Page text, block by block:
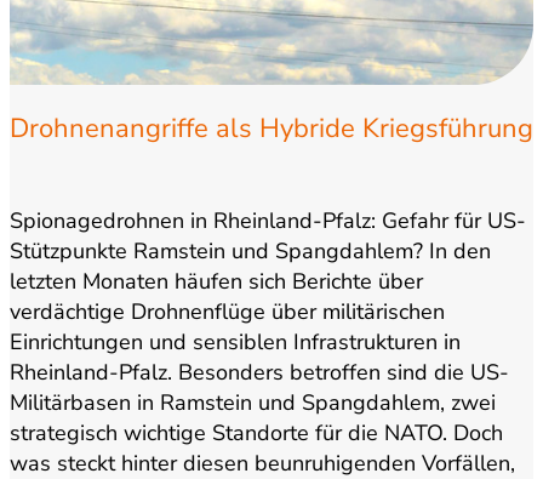
Drohnenangriffe als Hybride Kriegsführung
Spionagedrohnen in Rheinland-Pfalz: Gefahr für US-
Stützpunkte Ramstein und Spangdahlem? In den
letzten Monaten häufen sich Berichte über
verdächtige Drohnenflüge über militärischen
Einrichtungen und sensiblen Infrastrukturen in
Rheinland-Pfalz. Besonders betroffen sind die US-
Militärbasen in Ramstein und Spangdahlem, zwei
strategisch wichtige Standorte für die NATO. Doch
was steckt hinter diesen beunruhigenden Vorfällen,